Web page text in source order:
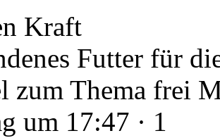
Kraft
Futter für
zum Thema frei
um 17:47 · 1